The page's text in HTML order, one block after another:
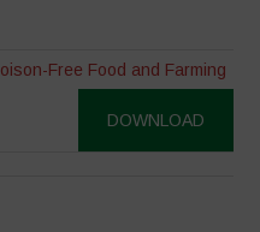
Free Food and Farming
DOWNLOAD